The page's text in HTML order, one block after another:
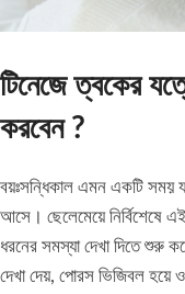
টিনেজে ত্বকের
করবেন ?
বয়ঃসন্ধিকাল এমন একটি সময়
আসে। ছেলেমেয়ে নির্বিশেষে
ধরনের সমস্যা দেখা দিতে শুরু
দেখা দেয়, পোরস ভিজিবল হয়ে